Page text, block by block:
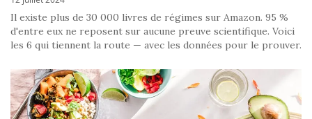
Il existe plus de 30 000 livres de régimes sur Amazon. 95 %
d'entre eux ne reposent sur aucune preuve scientifique. Voici
les 6 qui tiennent la route — avec les données pour le prouver.